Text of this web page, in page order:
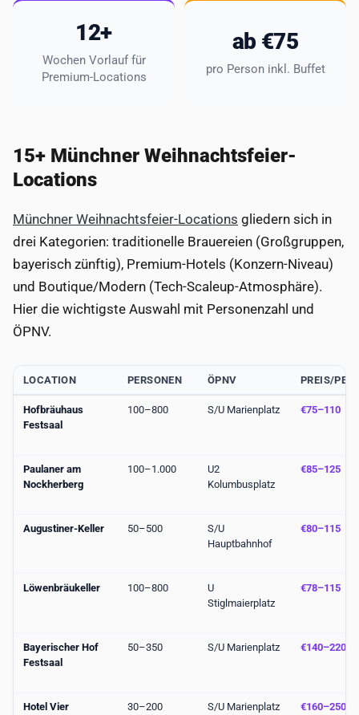
12+
Wochen Vorlauf für
Premium-Locations
ab €75
pro Person inkl. Buffet
15+ Münchner Weihnachtsfeier-
Locations
Münchner Weihnachtsfeier-Locations gliedern sich in
drei Kategorien: traditionelle Brauereien (Großgruppen,
bayerisch zünftig), Premium-Hotels (Konzern-Niveau)
und Boutique/Modern (Tech-Scaleup-Atmosphäre).
Hier die wichtigste Auswahl mit Personenzahl und
ÖPNV.
LOCATION PERSONEN ÖPNV PREIS/
Hofbräuhaus
Festsaal
100–800 S/U Marienplatz €75–110
Paulaner am
Nockherberg
100–1.000
U2
Kolumbusplatz
€85–125
Augustiner-Keller 50–500
S/U
Hauptbahnhof
€80–115
Löwenbräukeller 100–800
U
Stiglmaierplatz
€78–115
Bayerischer Hof
Festsaal
50–350 S/U Marienplatz €140–220
Hotel Vier
30–200 S/U Marienplatz €160–250